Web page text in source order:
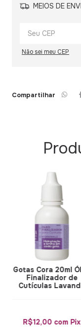
MEIOS DE
Não sei meu CEP
Compartilhar
Gotas Cora 20ml
Finalizador de
Cutículas
R$12,00 com Pix